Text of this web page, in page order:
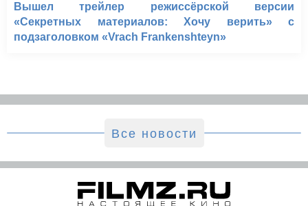
Вышел трейлер режиссёрской версии
«Секретных материалов: Хочу верить» с
подзаголовком «Vrach Frankenshteyn»
Все новости